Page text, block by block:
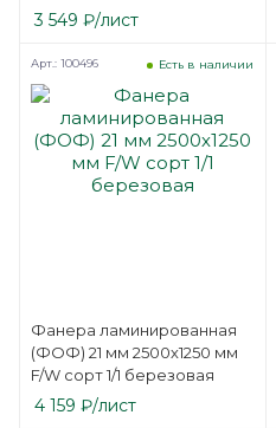
3 549 ₽/лист
Фанера ламинированная
(ФОФ) 21 мм 2500х1250 мм
F/W сорт 1/1 березовая
Есть в наличии
Арт.: 100496
4 159 ₽/лист